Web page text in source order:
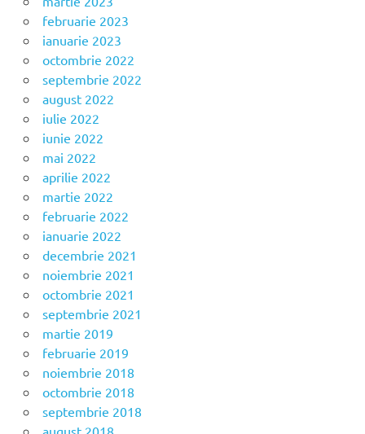
februarie 2023
ianuarie 2023
octombrie 2022
septembrie 2022
august 2022
iulie 2022
iunie 2022
mai 2022
aprilie 2022
martie 2022
februarie 2022
ianuarie 2022
decembrie 2021
noiembrie 2021
octombrie 2021
septembrie 2021
martie 2019
februarie 2019
noiembrie 2018
octombrie 2018
septembrie 2018
august 2018